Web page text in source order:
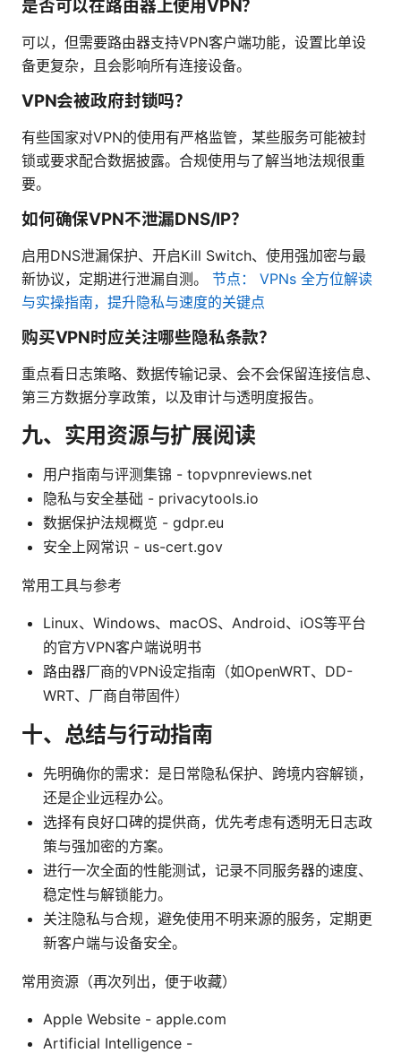
是否可以在路由器上使用VPN？
可以，但需要路由器支持VPN客户端功能，设置比单设
备更复杂，且会影响所有连接设备。
VPN会被政府封锁吗？
有些国家对VPN的使用有严格监管，某些服务可能被封
锁或要求配合数据披露。合规使用与了解当地法规很重
要。
如何确保VPN不泄漏DNS/IP？
启用DNS泄漏保护、开启Kill Switch、使用强加密与最
新协议，定期进行泄漏自测。 节点： VPNs 全方位解读
与实操指南，提升隐私与速度的关键点
购买VPN时应关注哪些隐私条款？
重点看日志策略、数据传输记录、会不会保留连接信息、
第三方数据分享政策，以及审计与透明度报告。
九、实用资源与扩展阅读
用户指南与评测集锦 - topvpnreviews.net
隐私与安全基础 - privacytools.io
数据保护法规概览 - gdpr.eu
安全上网常识 - us-cert.gov
常用工具与参考
Linux、Windows、macOS、Android、iOS等平台
的官方VPN客户端说明书
路由器厂商的VPN设定指南（如OpenWRT、DD-
WRT、厂商自带固件）
十、总结与行动指南
先明确你的需求：是日常隐私保护、跨境内容解锁，
还是企业远程办公。
选择有良好口碑的提供商，优先考虑有透明无日志政
策与强加密的方案。
进行一次全面的性能测试，记录不同服务器的速度、
稳定性与解锁能力。
关注隐私与合规，避免使用不明来源的服务，定期更
新客户端与设备安全。
常用资源（再次列出，便于收藏）
Apple Website - apple.com
Artificial Intelligence -